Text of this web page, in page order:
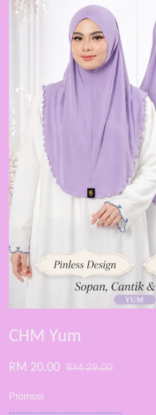
CHM Yum
RM 20.00 RM 29.00
Promosi